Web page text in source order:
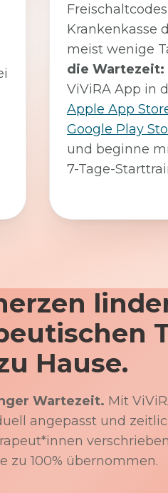
Krankenkasse
meist wenige
die Wartezeit:
ViViRA App in
Apple App
Google Play
und beginne
7-Tage-
Hause.
Wartezeit. Mit
angepasst und
zu 100% übernommen.